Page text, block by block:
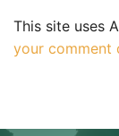
This site uses
your comment